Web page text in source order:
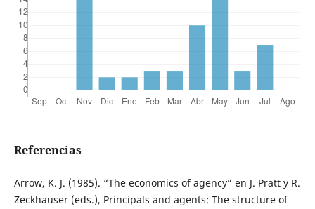
Referencias
Arrow, K. J. (1985). “The economics of agency” en J. Pratt y R.
Zeckhauser (eds.), Principals and agents: The structure of